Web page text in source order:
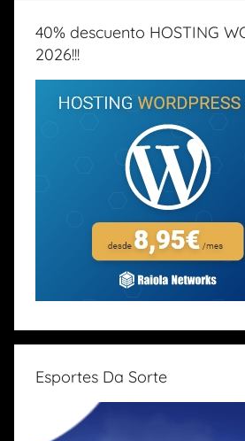
40% descuento HOSTING
2026!!!
Esportes Da Sorte